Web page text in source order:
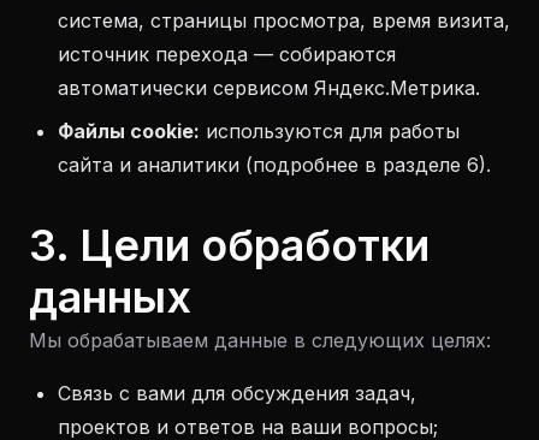
система, страницы просмотра, время визита,
источник перехода — собираются
автоматически сервисом Яндекс.Метрика.
Файлы cookie: используются для работы
сайта и аналитики (подробнее в разделе 6).
3. Цели обработки
данных
Мы обрабатываем данные в следующих целях:
Связь с вами для обсуждения задач,
проектов и ответов на ваши вопросы;